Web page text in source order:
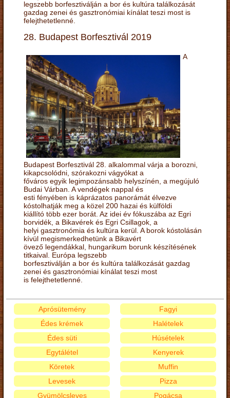
legszebb borfesztiválján a bor és kultúra találkozását
gazdag zenei és gasztronómiai kínálat teszi most is
felejthetetlenné.
28. Budapest Borfesztivál 2019
A
Budapest Borfesztivál 28. alkalommal várja a borozni,
kikapcsolódni, szórakozni vágyókat a
főváros egyik legimpozánsabb helyszínén, a megújuló
Budai Várban. A vendégek nappal és
esti fényében is káprázatos panorámát élvezve
kóstolhatják meg a közel 200 hazai és külföldi
kiállító több ezer borát. Az idei év fókuszába az Egri
borvidék, a Bikavérek és Egri Csillagok, a
helyi gasztronómia és kultúra kerül. A borok kóstolásán
kívül megismerkedhetünk a Bikavért
övező legendákkal, hungarikum borunk készítésének
titkaival. Európa legszebb
borfesztiválján a bor és kultúra találkozását gazdag
zenei és gasztronómiai kínálat teszi most
is felejthetetlenné.
Aprósütemény
Édes krémek
Édes süti
Egytálétel
Fagyi
Halételek
Húsételek
Kenyerek
Köretek
Levesek
Gyümölcsleves
Muffin
Pizza
Pogácsa